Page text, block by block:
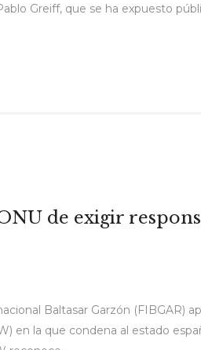
Greiff, que se ha expuesto
de exigir
Baltasar Garzón (FIBGAR)
en la que condena al estado